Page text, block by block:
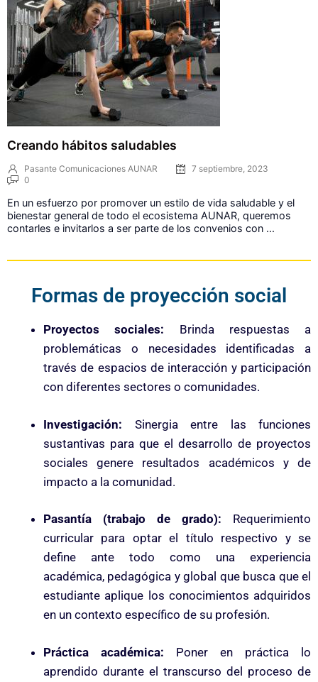
Creando hábitos saludables
Pasante Comunicaciones AUNAR
7 septiembre, 2023
0
En un esfuerzo por promover un estilo de vida saludable y el
bienestar general de todo el ecosistema AUNAR, queremos
contarles e invitarlos a ser parte de los convenios con ...
Formas de proyección social
Proyectos sociales: Brinda respuestas a
problemáticas o necesidades identificadas a
través de espacios de interacción y participación
con diferentes sectores o comunidades.
Investigación: Sinergia entre las funciones
sustantivas para que el desarrollo de proyectos
sociales genere resultados académicos y de
impacto a la comunidad.
Pasantía (trabajo de grado): Requerimiento
curricular para optar el título respectivo y se
define ante todo como una experiencia
académica, pedagógica y global que busca que el
estudiante aplique los conocimientos adquiridos
en un contexto específico de su profesión.
Práctica académica: Poner en práctica lo
aprendido durante el transcurso del proceso de